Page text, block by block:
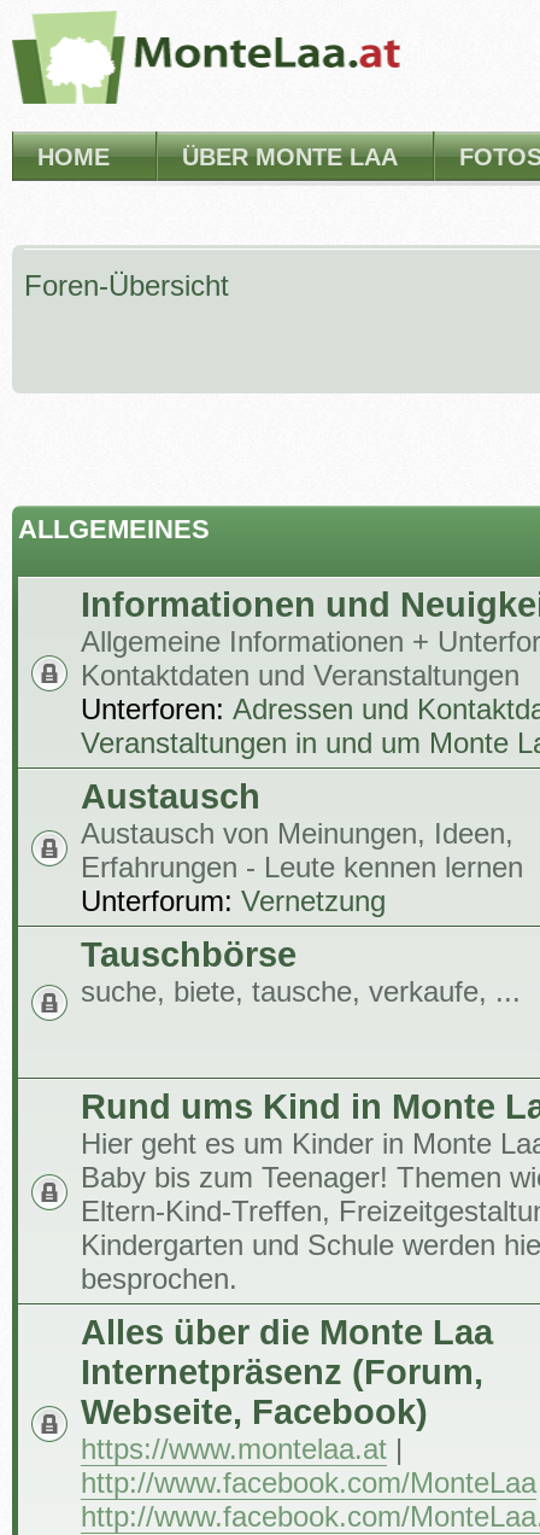
HOME ÜBER MONTE LAA
Foren-Übersicht
ALLGEMEINES
Informationen und
Allgemeine Informationen +
Kontaktdaten und Veranstaltungen
Unterforen: Adressen und
Veranstaltungen in und um Monte
Austausch
Austausch von Meinungen, Ideen,
Erfahrungen - Leute kennen lernen
Unterforum: Vernetzung
Tauschbörse
suche, biete, tausche, verkaufe, ...
Rund ums Kind in Monte
Hier geht es um Kinder in Monte
Baby bis zum Teenager! Themen
Eltern-Kind-Treffen,
Kindergarten und Schule werden
besprochen.
Alles über die Monte Laa
Internetpräsenz (Forum,
Webseite, Facebook)
https://www.montelaa.at |
http://www.facebook.com/MonteLaa
http://www.facebook.com/